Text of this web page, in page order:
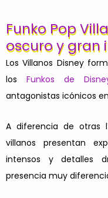
Funko Pop
oscuro y gran
Los Villanos Disney
los Funkos de
antagonistas icónicos
A diferencia de otras
villanos presentan
intensos y detalles
presencia muy